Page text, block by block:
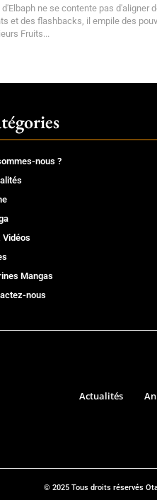
d'Elbaph ne se contente pas d'aligner
et des flashbacks, il empile des
Fruits...
nous ?
Vidéos
Mangas
nous
Actualités
© 2025 Tous droits réservés